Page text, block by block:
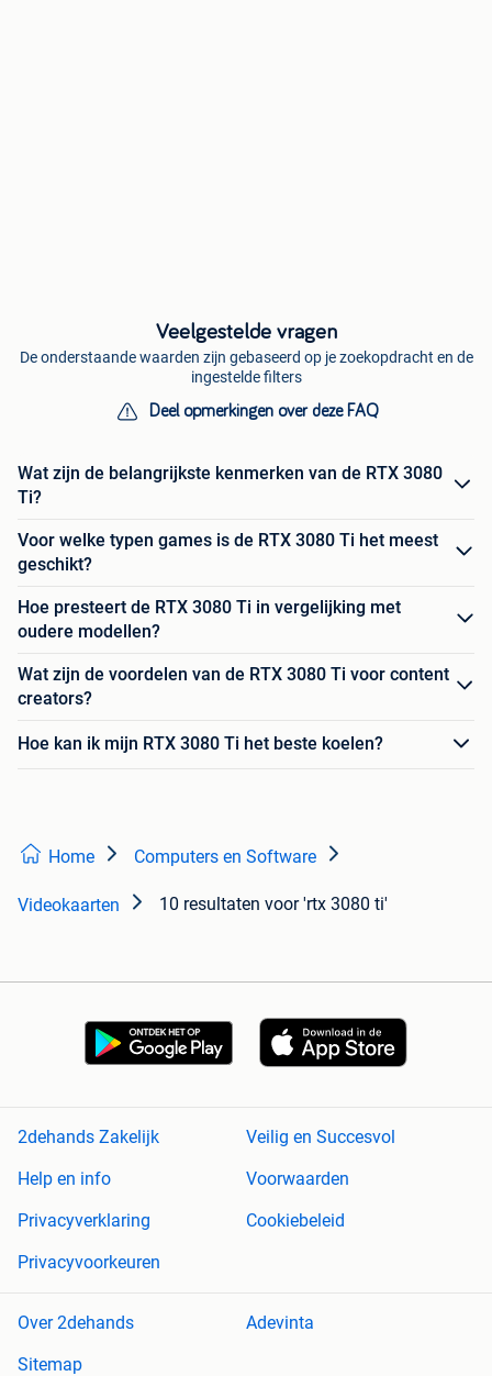
Veelgestelde vragen
De onderstaande waarden zijn gebaseerd op je zoekopdracht en de
ingestelde filters
Deel opmerkingen over deze FAQ
Wat zijn de belangrijkste kenmerken van de RTX 3080
Ti?
Voor welke typen games is de RTX 3080 Ti het meest
geschikt?
Hoe presteert de RTX 3080 Ti in vergelijking met
oudere modellen?
Wat zijn de voordelen van de RTX 3080 Ti voor content
creators?
Hoe kan ik mijn RTX 3080 Ti het beste koelen?
Home Computers en Software
Videokaarten 10 resultaten voor 'rtx 3080 ti'
2dehands Zakelijk
Veilig en Succesvol
Help en info
Voorwaarden
Privacyverklaring
Cookiebeleid
Privacyvoorkeuren
Over 2dehands
Adevinta
Sitemap